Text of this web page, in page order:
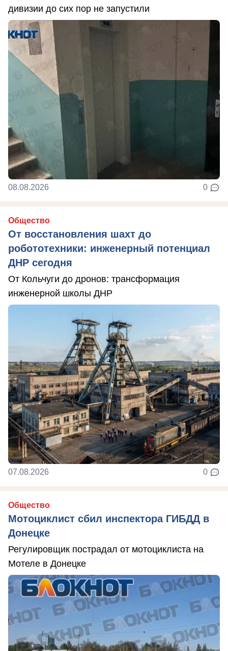
дивизии до сих пор не запустили
08.08.2026 0
Общество
От восстановления шахт до
робототехники: инженерный потенциал
ДНР сегодня
От Кольчуги до дронов: трансформация
инженерной школы ДНР
07.08.2026 0
Общество
Мотоциклист сбил инспектора ГИБДД в
Донецке
Регулировщик пострадал от мотоциклиста на
Мотеле в Донецке